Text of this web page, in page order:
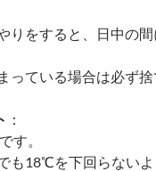
りをすると、日中の
っている場合は必ず捨
：
す。
も18℃を下回らない